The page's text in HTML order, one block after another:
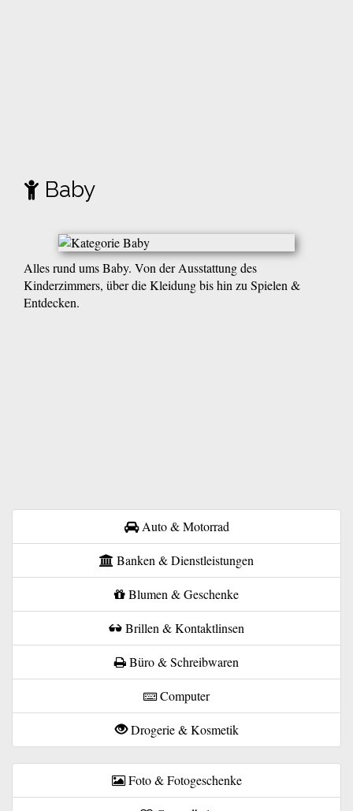
Baby
Alles rund ums Baby. Von der Ausstattung des
Kinderzimmers, über die Kleidung bis hin zu Spielen &
Entdecken.
Auto & Motorrad
Banken & Dienstleistungen
Blumen & Geschenke
Brillen & Kontaktlinsen
Büro & Schreibwaren
Computer
Drogerie & Kosmetik
Foto & Fotogeschenke